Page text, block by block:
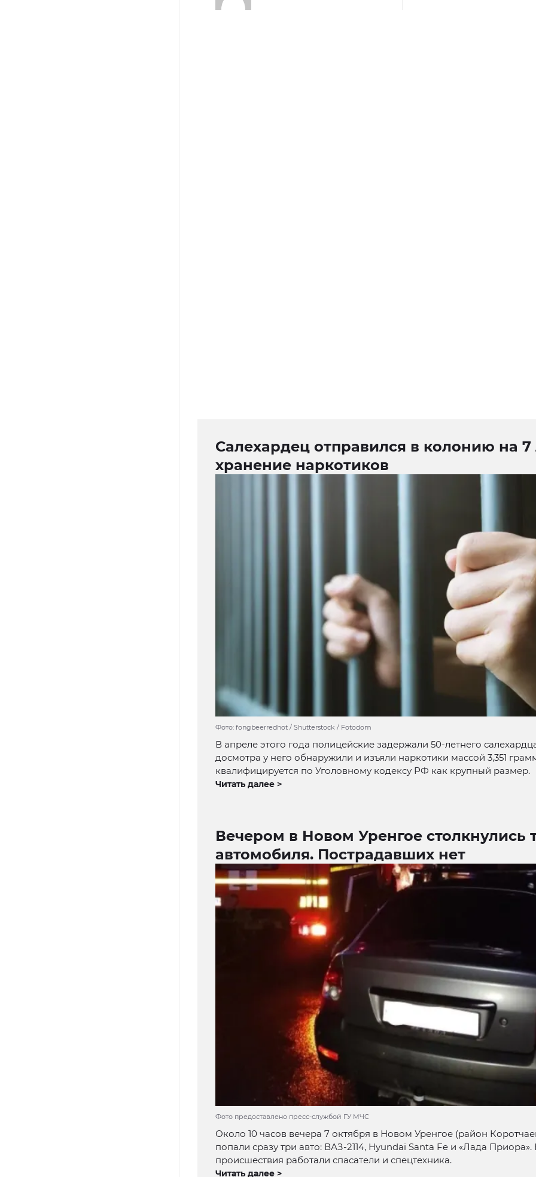
Салехардец отправился в колонию на 7
хранение наркотиков
Фото: fongbeerredhot / Shutterstock / Fotodom
В апреле этого года полицейские задержали 50-летнего
досмотра у него обнаружили и изъяли наркотики массой 3,351
квалифицируется по Уголовному кодексу РФ как крупный размер.
Читать далее >
Вечером в Новом Уренгое столкнулись
автомобиля. Пострадавших нет
Фото предоставлено пресс-службой ГУ МЧС
Около 10 часов вечера 7 октября в Новом Уренгое (район
попали сразу три авто: ВАЗ-2114, Hyundai Santa Fe и «Лада Приора».
происшествия работали спасатели и спецтехника.
Читать далее >